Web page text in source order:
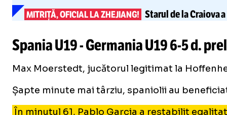
MITRIȚĂ, OFICIAL LA ZHEJIANG! Starul de la Craiova
Spania U19 - Germania U196-5d.
Max Moerstedt, jucătorul legitimat la
Șapte minute mai târziu, spaniolii au
În minutul 61, Pablo Garcia a restabilit